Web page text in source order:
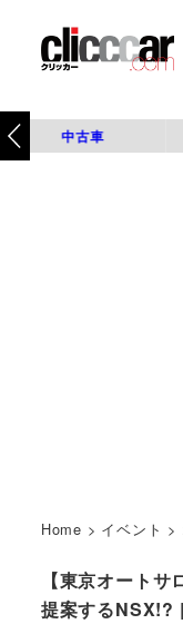
中古車
Home > イベント >
【東京オート
提案するNSX!?